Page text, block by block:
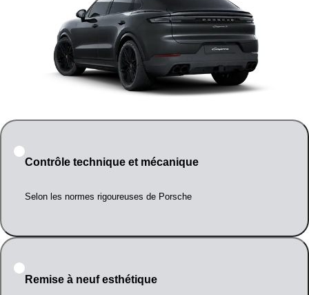
Contrôle technique et mécanique
Selon les normes rigoureuses de Porsche
Remise à neuf esthétique